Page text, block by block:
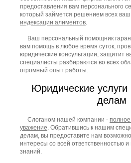
предоставления вам персонального
который займется решением всех
индексации алиментов.
Ваш персональный помощник
вам помощь в любое время суток,
юридические консультации, защитит
специалисты разбираются во всех
огромный опыт работы.
Юридические
делам
Слоганом нашей компании -
уважение. Обратившись к нашим
делам, вы предоставите нам
интересы со всей ответственностью
знаний.